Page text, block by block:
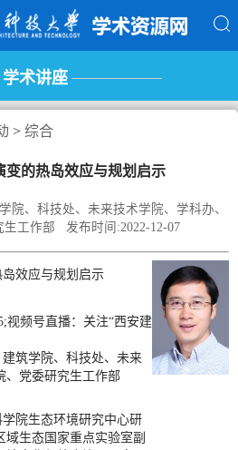
学术讲座
> 综合
变的热岛效应与规划启示
院、科技处、未来技术学院、学科办、
生工作部 发布时间:2022-12-07
效应与规划启示
视频号直播：关注“西安建
筑学院、科技处、未来
、党委研究生工作部
院生态环境研究中心研
域生态国家重点实验室副